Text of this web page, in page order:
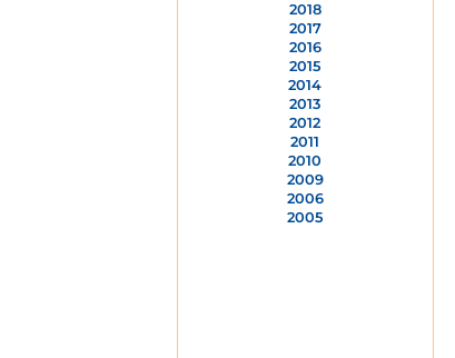
2018
2017
2016
2015
2014
2013
2012
2011
2010
2009
2006
2005